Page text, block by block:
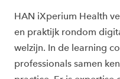
HAN iXperium Health
en praktijk rondom
welzijn. In de learning
professionals samen